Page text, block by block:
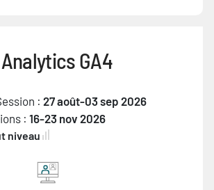
GA4
: 27 août-03 sep 2026
: 16-23 nov 2026
niveau